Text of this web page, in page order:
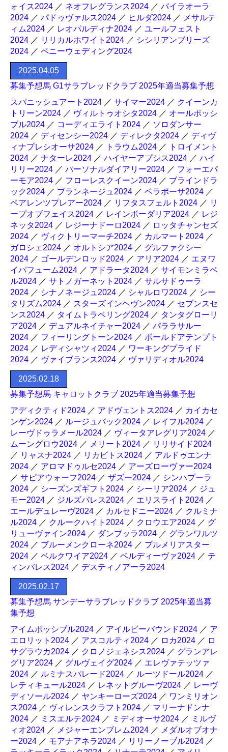
ォイス2024 ／ ネオフレグランス2024 ／ バイラオーラ
2024 ／ パドゥヴァルス2024 ／ ヒルダ2024 ／ メサルテ
ィム2024 ／ レオパルディナ2024 ／ ユールフェスト
2024 ／ リリカルホワイト2024 ／ シシリアンブリーズ
2024 ／ ペニーウェディング2024
2025.04.05
募集予想馬 G1サラブレッドクラブ 2025年適当募集予想
スパニッシュアート2024 ／ サイマー2024 ／ クイーンカ
トリーン2024 ／ ヴィルトゥオシタ2024 ／ オールポッシ
ブル2024 ／ コーディエライト2024 ／ ソロダンサー
2024 ／ ディセンシー2024 ／ ディレクタ2024 ／ ディヴ
ィナプレシオーサ2024 ／ トラウム2024 ／
トロイメント
2024 ／ ナターレ2024 ／ ハイヤーアプシス2024 ／ ハイ
リリー2024 ／ パーソナルダイアリー2024 ／ フォーエバ
ーモア2024 ／ フローレスクイーン2024 ／ ブラインドラ
ック2024 ／ ブランネージュ2024 ／ ベラポーサ2024 ／
ペアレンツプレアー2024 ／ リフタスフェルト2024 ／ リ
ープオブフェイス2024 ／ レインボーダリア2024 ／ レジ
ネッタ2024 ／ レジーナドーロ2024 ／ ロッタチャンセズ
2024 ／ ヴィクトリーマーチ2024 ／ カルマート2024 ／
ガロシェ2024 ／ オルトシア2024 ／ グルファクシー
2024 ／ ゴールデンロッド2024 ／ アリア2024 ／ エヌワ
イパフューム2024 ／ アドラータ2024 ／ サイモンミラベ
ル2024 ／ サトノガーネット2024 ／ サルサドゥーラ
2024 ／ シナノネージュ2024 ／ シャルロワ2024 ／ シー
タリズム2024 ／ スターズインヘヴン2024 ／ セブンスセ
ンス2024 ／ タイムトラベリング2024 ／ タンタグローリ
ア2024 ／ デュアルネイチャー2024 ／ パララサルー
2024 ／ フィーリングトーン2024 ／ ボールドアテンプト
2024 ／ レディシャツィ2024 ／ ワーキングプライド
2024 ／ ヴァイブランス2024 ／ ヴァリディオル2024
2025.02.18
募集予想馬 キャロットクラブ 2025年適当募集予想
アディクティド2024 ／ アドヴェントス2024 ／ カイカセ
ンゲン2024 ／ ルージュバック2024 ／ レイフル2024 ／
レーヴドゥラメール2024 ／ ヴィータアレグリア2024 ／
ムーングロウ2024 ／ メリート2024 ／ リリサイド2024
／ リャスナ2024 ／ リカビトス2024 ／ アルドゥエンナ
2024 ／ アロマドゥルセ2024 ／ アーズローヴァー2024
／ サピアウォーフ2024 ／ ザズー2024 ／ シンハプーラ
2024 ／ シーズンズギフト2024 ／ シーリア2024 ／ ジュ
モー2024 ／ ジルズパレス2024 ／ エリスライト2024 ／
エールデュレーヴ2024 ／ カルセドニー2024 ／ クルミナ
ル2024 ／ クルークハイト2024 ／ クロウエア2024 ／ グ
リューヴァイン2024 ／ ダンブッラ2024 ／ グランワルツ
2024 ／ ブルーメンクローネ2024 ／ プルメリアスター
2024 ／ ベルクワイア2024 ／ ベルディーヴァ2024 ／ テ
ィンバレス2024 ／ デスティノアーラ2024
2025.02.17
募集予想馬 サンデーサラブレッドクラブ 2025年適当募
集予想
アイムポッシブル2024 ／ アイルビーバウンド2024 ／ ア
エロリット2024 ／ アスコルティ2024 ／ ロカ2024 ／ ロ
サグラウカ2024 ／ クロノジェネシス2024 ／ グランアレ
グリア2024 ／ グルヴェイグ2024 ／ エレヴァテッツァ
2024 ／ ルミナスパレード2024 ／ ルーツドール2024 ／
レティキュール2024 ／ レネットグルーヴ2024 ／ レーヴ
ディソール2024 ／ ヤンキーローズ2024 ／ ワンミリオン
ス2024 ／ ヴィレンスクラフト2024 ／ マリーナドンナ
2024 ／ ミスエルテ2024 ／ ミディオーサ2024 ／ ミルヴ
ィオ2024 ／ メジャーエンブレム2024 ／ メダルオブオナ
ー2024 ／ モアナアネラ2024 ／ リリーノーブル2024 ／